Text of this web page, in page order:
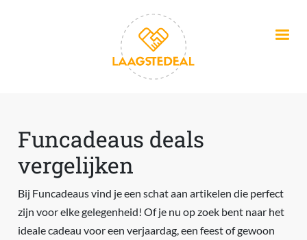
Funcadeaus deals
vergelijken
Bij Funcadeaus vind je een schat aan artikelen die perfect
zijn voor elke gelegenheid! Of je nu op zoek bent naar het
ideale cadeau voor een verjaardag, een feest of gewoon